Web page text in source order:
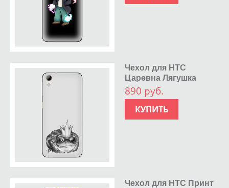
Чехол для HTC
Царевна Лягушка
890 руб.
КУПИТЬ
Чехол для HTC Принт